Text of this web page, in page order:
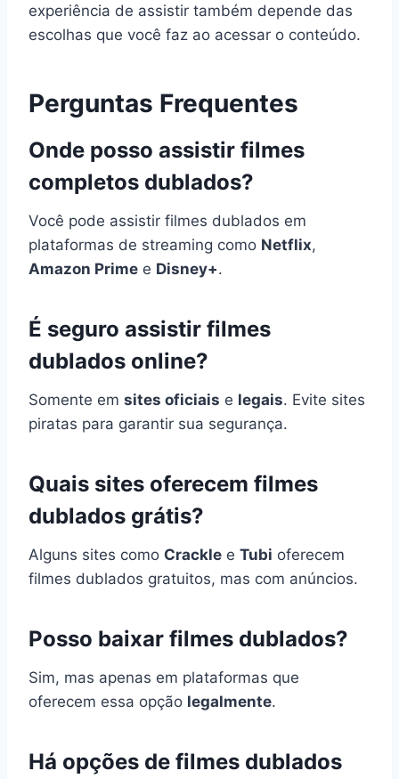
experiência de assistir também depende das
escolhas que você faz ao acessar o conteúdo.
Perguntas Frequentes
Onde posso assistir filmes
completos dublados?
Você pode assistir filmes dublados em
plataformas de streaming como Netflix,
Amazon Prime e Disney+.
É seguro assistir filmes
dublados online?
Somente em sites oficiais e legais. Evite sites
piratas para garantir sua segurança.
Quais sites oferecem filmes
dublados grátis?
Alguns sites como Crackle e Tubi oferecem
filmes dublados gratuitos, mas com anúncios.
Posso baixar filmes dublados?
Sim, mas apenas em plataformas que
oferecem essa opção legalmente.
Há opções de filmes dublados